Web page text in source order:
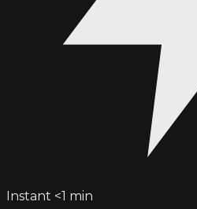
Instant <1 min